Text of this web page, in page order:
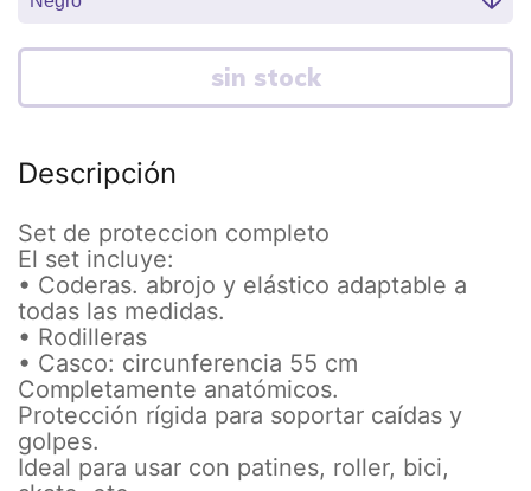
Descripción
Set de proteccion completo
El set incluye:
• Coderas. abrojo y elástico adaptable a
todas las medidas.
• Rodilleras
• Casco: circunferencia 55 cm
Completamente anatómicos.
Protección rígida para soportar caídas y
golpes.
Ideal para usar con patines, roller, bici,